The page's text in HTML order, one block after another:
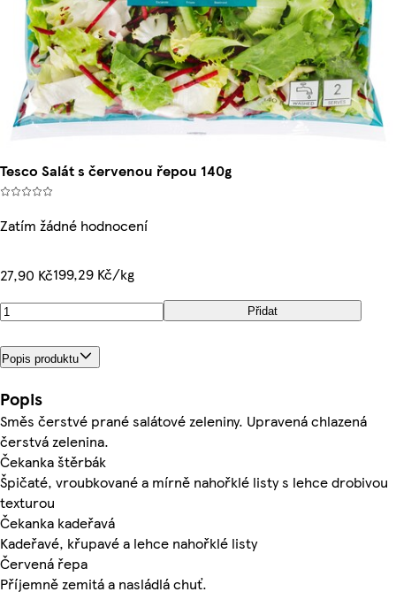
Tesco Salát s červenou řepou 140g
Zatím žádné hodnocení
27,90 Kč199,29 Kč/kg
Přidat
Popis produktu
Popis
Směs čerstvé prané salátové zeleniny. Upravená chlazená
čerstvá zelenina.
Čekanka štěrbák
Špičaté, vroubkované a mírně nahořklé listy s lehce drobivou
texturou
Čekanka kadeřavá
Kadeřavé, křupavé a lehce nahořklé listy
Červená řepa
Příjemně zemitá a nasládlá chuť.